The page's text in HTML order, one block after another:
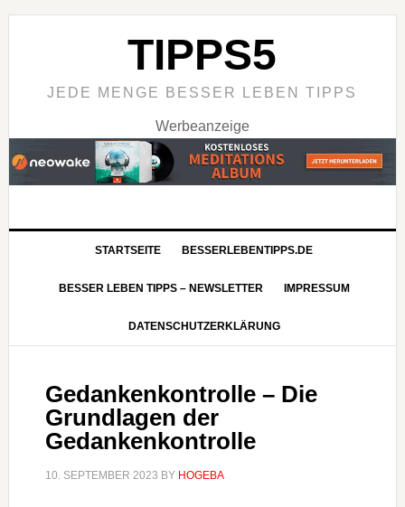
TIPPS5
JEDE MENGE BESSER LEBEN TIPPS
Werbeanzeige
STARTSEITE BESSERLEBENTIPPS.DE
BESSER LEBEN TIPPS – NEWSLETTER IMPRESSUM
DATENSCHUTZERKLÄRUNG
Gedankenkontrolle – Die
Grundlagen der
Gedankenkontrolle
10. SEPTEMBER 2023 BY HOGEBA